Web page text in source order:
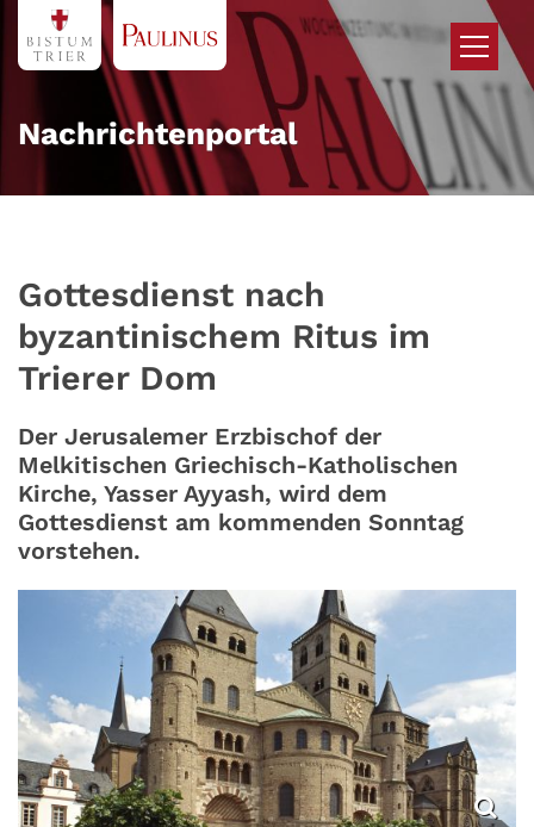
Zum Inhalt springen
Nachrichtenportal
Gottesdienst nach
byzantinischem Ritus im
Trierer Dom
Der Jerusalemer Erzbischof der
Melkitischen Griechisch-Katholischen
Kirche, Yasser Ayyash, wird dem
Gottesdienst am kommenden Sonntag
vorstehen.